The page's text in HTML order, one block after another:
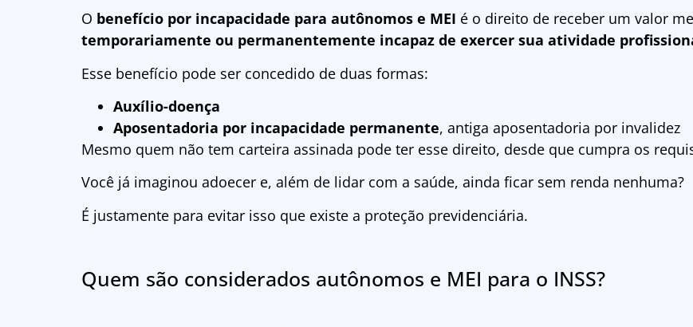
O benefício por incapacidade para autônomos e MEI é o direito de receber um valor
temporariamente ou permanentemente incapaz de exercer sua atividade
Esse benefício pode ser concedido de duas formas:
Auxílio-doença
Aposentadoria por incapacidade permanente, antiga aposentadoria por invalidez
Mesmo quem não tem carteira assinada pode ter esse direito, desde que cumpra os
Você já imaginou adoecer e, além de lidar com a saúde, ainda ficar sem renda nenhuma?
É justamente para evitar isso que existe a proteção previdenciária.
Quem são considerados autônomos e MEI para o INSS?